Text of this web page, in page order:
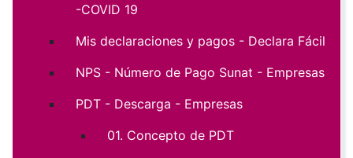
-COVID 19
Mis declaraciones y pagos - Declara Fácil
NPS - Número de Pago Sunat - Empresas
PDT - Descarga - Empresas
01. Concepto de PDT